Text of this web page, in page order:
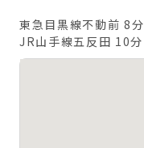
東急目黒線不動前 8分
JR山手線五反田 10分